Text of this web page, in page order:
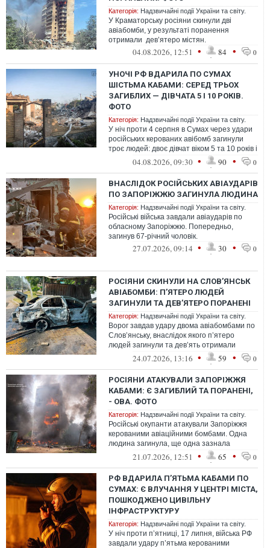
Категорія: Надзвичайні події України та світу.
У Краматорську росіяни скинули дві
авіабомби, у результаті поранення
отримали дев’ятеро містян.
04.08.2026, 12:51 • 84 • 0
УНОЧІ РФ ВДАРИЛА ПО СУМАХ
ШІСТЬМА КАБАМИ: СЕРЕД ТРЬОХ
ЗАГИБЛИХ — ДІВЧАТА 5 І 10 РОКІВ.
ФОТО
Категорія: Надзвичайні події України та світу.
У ніч проти 4 серпня в Сумах через удари
російських керованих авібомб загинули
троє людей: двоє дівчат віком 5 та 10 років і
75-річна жінка
04.08.2026, 09:30 • 90 • 0
ВНАСЛІДОК РОСІЙСЬКИХ АВІАУДАРІВ
ПО ЗАПОРІЖЖЮ ЗАГИНУЛА ЛЮДИНА
Категорія: Надзвичайні події України та світу.
Російські війська завдали авіаударів по
обласному Запоріжжю. Попередньо,
загинув 67-річний чоловік.
27.07.2026, 09:14 • 30 • 0
РОСІЯНИ СКИНУЛИ НА СЛОВʼЯНСЬК
АВІАБОМБИ: П’ЯТЕРО ЛЮДЕЙ
ЗАГИНУЛИ ТА ДЕВ’ЯТЕРО ПОРАНЕНІ
Категорія: Надзвичайні події України та світу.
Ворог завдав удару двома авіабомбами по
Словʼянську, внаслідок якого п’ятеро
людей загинули та дев’ять отримали
поранення.24.07.2026, 13:16 • 59 • 0
РОСІЯНИ АТАКУВАЛИ ЗАПОРІЖЖЯ
КАБАМИ: Є ЗАГИБЛИЙ ТА ПОРАНЕНІ,
- ОВА. ФОТО
Категорія: Надзвичайні події України та світу.
Російські окупанти атакували Запоріжжя
керованими авіаційними бомбами. Одна
людина загинула, ще одна зазнала
поранень.21.07.2026, 12:51 • 65 • 0
РФ ВДАРИЛА П’ЯТЬМА КАБАМИ ПО
СУМАХ: Є ВЛУЧАННЯ У ЦЕНТРІ МІСТА,
ПОШКОДЖЕНО ЦИВІЛЬНУ
ІНФРАСТРУКТУРУ
Категорія: Надзвичайні події України та світу.
У ніч проти п’ятниці, 17 липня, війська РФ
завдали удару п’ятьма керованими